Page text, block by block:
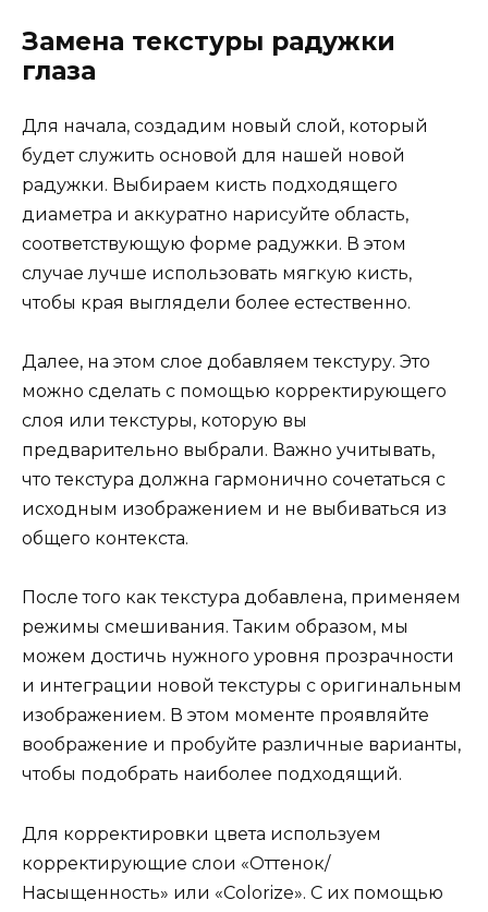
Замена текстуры радужки
глаза
Для начала, создадим новый слой, который
будет служить основой для нашей новой
радужки. Выбираем кисть подходящего
диаметра и аккуратно нарисуйте область,
соответствующую форме радужки. В этом
случае лучше использовать мягкую кисть,
чтобы края выглядели более естественно.
Далее, на этом слое добавляем текстуру. Это
можно сделать с помощью корректирующего
слоя или текстуры, которую вы
предварительно выбрали. Важно учитывать,
что текстура должна гармонично сочетаться с
исходным изображением и не выбиваться из
общего контекста.
После того как текстура добавлена, применяем
режимы смешивания. Таким образом, мы
можем достичь нужного уровня прозрачности
и интеграции новой текстуры с оригинальным
изображением. В этом моменте проявляйте
воображение и пробуйте различные варианты,
чтобы подобрать наиболее подходящий.
Для корректировки цвета используем
корректирующие слои «Оттенок/
Насыщенность» или «Colorize». С их помощью